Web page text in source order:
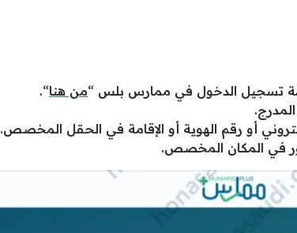
تسجيل الدخول في ممارس بلس “من هنا“.
أو رقم الهوية أو الإقامة في الحقل المخصص.
في المكان المخصص.